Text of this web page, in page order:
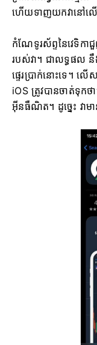
ហើយទាញយកវានៅល
កំណែទូរស័ព្ទនៃវេទិក
របស់វា។ ជាលទ្ធផល នឹ
ផ្ទេរប្រាក់នោះទេ។
iOS ត្រូវបានចាត់ទុកថ
អ៊ីនធឺណិត។ ដូច្នេះ វាម